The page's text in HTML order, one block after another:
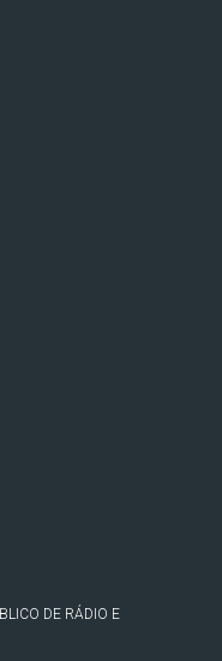
DE RÁDIO E